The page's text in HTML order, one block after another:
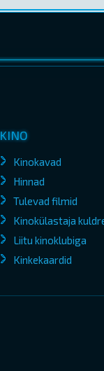
KINO
Kinokavad
Hinnad
Tulevad filmid
Kinokülastaja
Liitu kinoklubiga
Kinkekaardid